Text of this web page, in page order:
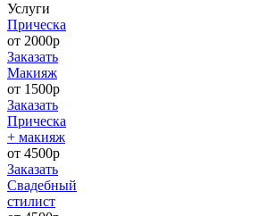
Услуги
Прическа
от 2000р
Заказать
Макияж
от 1500р
Заказать
Прическа
+ макияж
от 4500р
Заказать
Свадебный
стилист